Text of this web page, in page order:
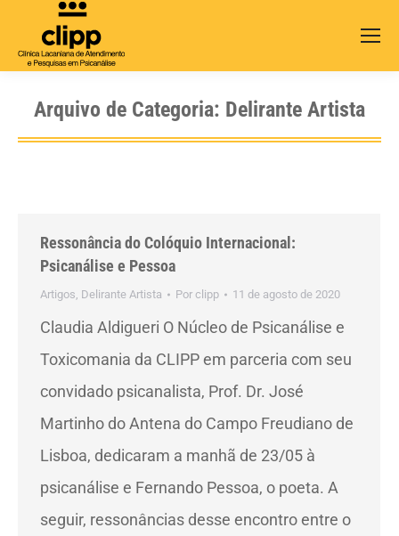
Arquivo de Categoria: Delirante Artista
Ressonância do Colóquio Internacional:
Psicanálise e Pessoa
Artigos, Delirante Artista Por clipp 11 de agosto de 2020
Claudia Aldigueri O Núcleo de Psicanálise e
Toxicomania da CLIPP em parceria com seu
convidado psicanalista, Prof. Dr. José
Martinho do Antena do Campo Freudiano de
Lisboa, dedicaram a manhã de 23/05 à
psicanálise e Fernando Pessoa, o poeta. A
seguir, ressonâncias desse encontro entre o